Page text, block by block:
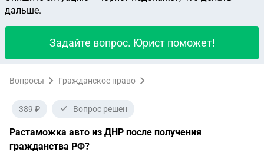
дальше.
Задайте вопрос. Юрист поможет!
Вопросы Гражданское право
389 ₽ Вопрос решен
Растаможка авто из ДНР после получения
гражданства РФ?